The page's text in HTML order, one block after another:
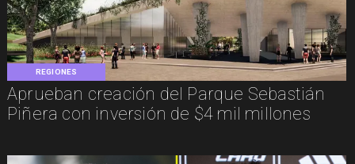
REGIONES
Aprueban creación del Parque Sebastián
Piñera con inversión de $4 mil millones